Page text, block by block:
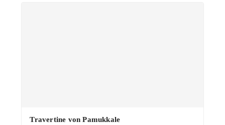
Travertine von Pamukkale